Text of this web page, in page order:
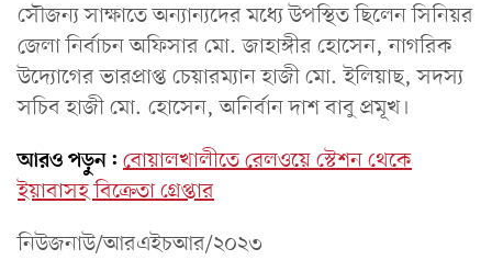
সৌজন্য সাক্ষাতে অন্যান্যদের মধ্যে উপস্থিত ছিলেন সিনিয়র
জেলা নির্বাচন অফিসার মো. জাহাঙ্গীর হোসেন, নাগরিক
উদ্যোগের ভারপ্রাপ্ত চেয়ারম্যান হাজী মো. ইলিয়াছ, সদস্য
সচিব হাজী মো. হোসেন, অনির্বান দাশ বাবু প্রমূখ।
আরও পড়ুন: বোয়ালখালীতে রেলওয়ে স্টেশন থেকে
ইয়াবাসহ বিক্রেতা গ্রেপ্তার
নিউজনাউ/আরএইচআর/২০২৩